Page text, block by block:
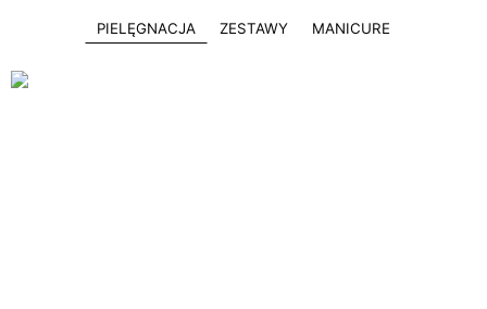
PIELĘGNACJA ZESTAWY MANICURE